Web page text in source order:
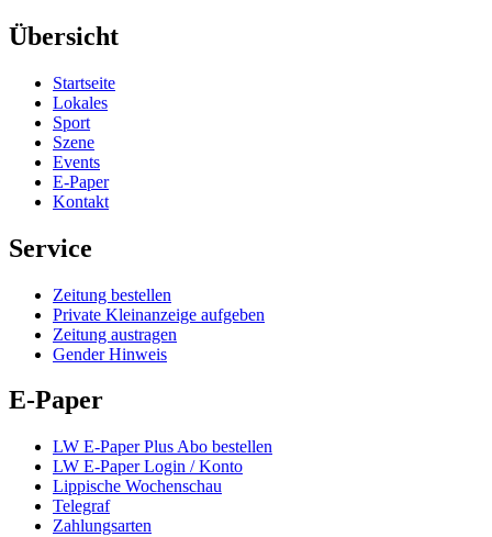
Übersicht
Startseite
Lokales
Sport
Szene
Events
E-Paper
Kontakt
Service
Zeitung bestellen
Private Kleinanzeige aufgeben
Zeitung austragen
Gender Hinweis
E-Paper
LW E-Paper Plus Abo bestellen
LW E-Paper Login / Konto
Lippische Wochenschau
Telegraf
Zahlungsarten